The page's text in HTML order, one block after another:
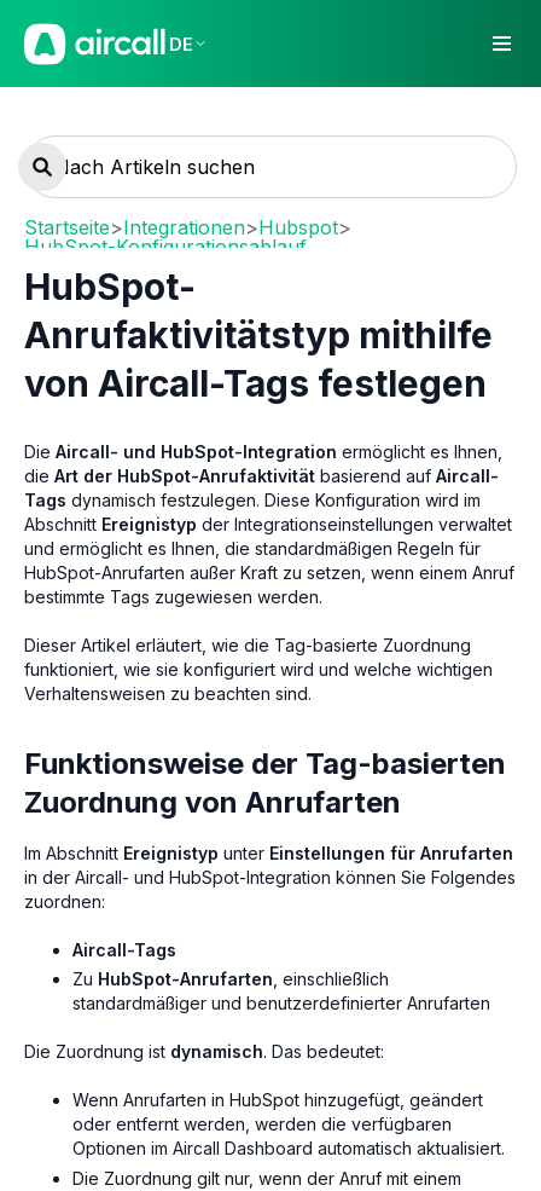
DE
Startseite>Integrationen>Hubspot>
HubSpot-Konfigurationsablauf
HubSpot-
Anrufaktivitätstyp mithilfe
von Aircall-Tags festlegen
Die Aircall- und HubSpot-Integration ermöglicht es Ihnen,
die Art der HubSpot-Anrufaktivität basierend auf Aircall-
Tags dynamisch festzulegen. Diese Konfiguration wird im
Abschnitt Ereignistyp der Integrationseinstellungen verwaltet
und ermöglicht es Ihnen, die standardmäßigen Regeln für
HubSpot-Anrufarten außer Kraft zu setzen, wenn einem Anruf
bestimmte Tags zugewiesen werden.
Dieser Artikel erläutert, wie die Tag-basierte Zuordnung
funktioniert, wie sie konfiguriert wird und welche wichtigen
Verhaltensweisen zu beachten sind.
Funktionsweise der Tag-basierten
Zuordnung von Anrufarten
Im Abschnitt Ereignistyp unter Einstellungen für Anrufarten
in der Aircall- und HubSpot-Integration können Sie Folgendes
zuordnen:
Aircall-Tags
Zu HubSpot-Anrufarten , einschließlich
standardmäßiger und benutzerdefinierter Anrufarten
Die Zuordnung ist dynamisch. Das bedeutet:
Wenn Anrufarten in HubSpot hinzugefügt, geändert
oder entfernt werden, werden die verfügbaren
Optionen im Aircall Dashboard automatisch aktualisiert.
Die Zuordnung gilt nur, wenn der Anruf mit einem